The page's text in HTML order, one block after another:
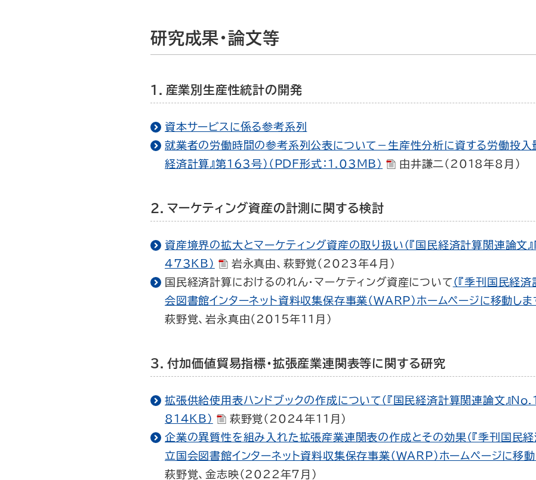
研究成果・論文等
1．産業別生産性統計の開発
資本サービスに係る参考系列
就業者の労働時間の参考系列公表について－生産性分析に資する労働投入
経済計算』第163号）（PDF形式：1.03MB）
由井謙二（2018年8月）
2．マーケティング資産の計測に関する検討
資産境界の拡大とマーケティング資産の取り扱い（『国民経済計算関連論文』
473KB）
岩永真由、萩野覚（2023年4月）
国民経済計算におけるのれん・マーケティング資産について （『季刊国民経
会図書館インターネット資料収集保存事業（WARP）ホームページに移動しま
萩野覚、岩永真由（2015年11月）
3．付加価値貿易指標・拡張産業連関表等に関する研究
拡張供給使用表ハンドブックの作成について（『国民経済計算関連論文』
814KB）
萩野覚（2024年11月）
企業の異質性を組み入れた拡張産業連関表の作成とその効果（『季刊国民経
立国会図書館インターネット資料収集保存事業（WARP）ホームページに移動
萩野覚、金志映（2022年7月）